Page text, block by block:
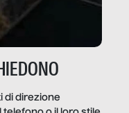
di direzione